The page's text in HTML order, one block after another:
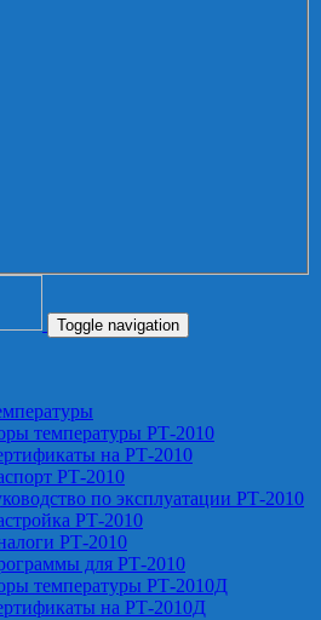
Toggle navigation
температуры РТ-2010
на РТ-2010
РТ-2010
по эксплуатации РТ-2010
РТ-2010
РТ-2010
для РТ-2010
температуры РТ-2010Д
на РТ-2010Д